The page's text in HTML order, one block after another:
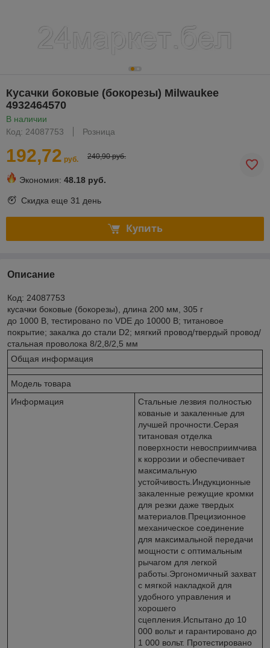
Кусачки боковые (бокорезы) Milwaukee
4932464570
В наличии
Код: 24087753
Розница
192,72 руб. 240,90 руб.
Экономия: 48.18 руб.
Скидка еще 31 день
Купить
Описание
Код: 24087753
кусачки боковые (бокорезы), длина 200 мм, 305 г
до 1000 В, тестировано по VDE до 10000 В; титановое
покрытие; закалка до стали D2; мягкий провод/твердый провод/
стальная проволока 8/2,8/2,5 мм
Общая информация
Модель товара
Информация
Стальные лезвия полностью
кованые и закаленные для
лучшей прочности.Серая
титановая отделка
поверхности невосприимчива
к коррозии и обеспечивает
максимальную
устойчивость.Индукционные
закаленные режущие кромки
для резки даже твердых
материалов.Прецизионное
механическое соединение
для максимальной передачи
мощности с оптимальным
рычагом для легкой
работы.Эргономичный захват
с мягкой накладкой для
удобного управления и
хорошего
сцепления.Испытано до 10
000 вольт и гарантировано до
1 000 вольт. Протестировано